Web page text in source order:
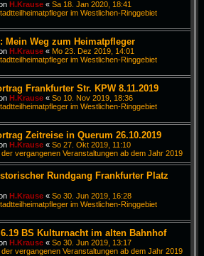
H.Krause « Sa 18. Jan 2020, 18:41
im Westlichen-Ringgebiet
Mein Weg zum Heimatpfleger
H.Krause « Mo 23. Dez 2019, 14:01
im Westlichen-Ringgebiet
Frankfurter Str. KPW 8.11.2019
H.Krause « So 10. Nov 2019, 18:36
im Westlichen-Ringgebiet
Zeitreise in Querum 26.10.2019
H.Krause « So 27. Okt 2019, 11:10
der vergangenen Veranstaltungen ab dem Jahr 2019
Rundgang Frankfurter Platz
H.Krause « So 30. Jun 2019, 16:28
im Westlichen-Ringgebiet
BS Kulturnacht im alten Bahnhof
H.Krause « So 30. Jun 2019, 13:17
der vergangenen Veranstaltungen ab dem Jahr 2019